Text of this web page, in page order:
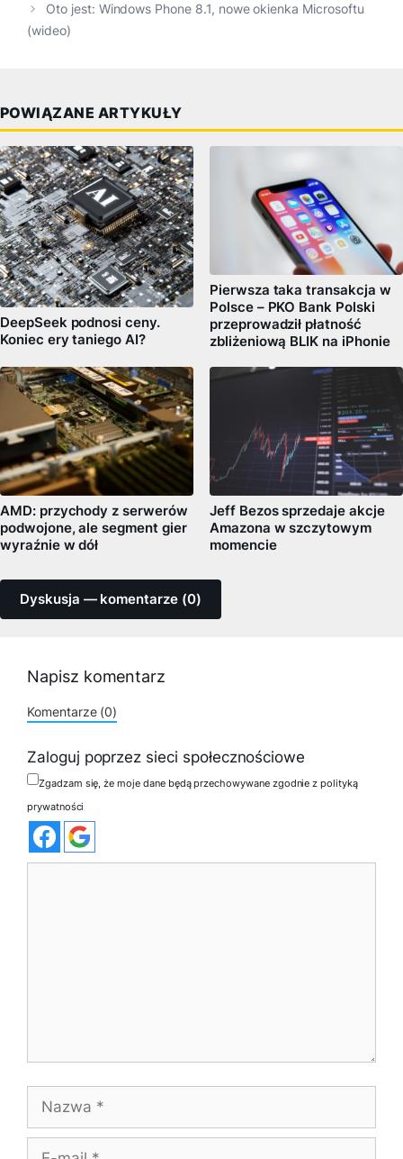
Oto jest: Windows Phone 8.1, nowe okienka Microsoftu
(wideo)
POWIĄZANE ARTYKUŁY
DeepSeek podnosi ceny.
Koniec ery taniego AI?
Pierwsza taka transakcja w
Polsce – PKO Bank Polski
przeprowadził płatność
zbliżeniową BLIK na iPhonie
AMD: przychody z serwerów
podwojone, ale segment gier
wyraźnie w dół
Jeff Bezos sprzedaje akcje
Amazona w szczytowym
momencie
Dyskusja — komentarze (0)
Napisz komentarz
Komentarze (0)
Zaloguj poprzez sieci społecznościowe
Zgadzam się, że moje dane będą przechowywane zgodnie z polityką
prywatności